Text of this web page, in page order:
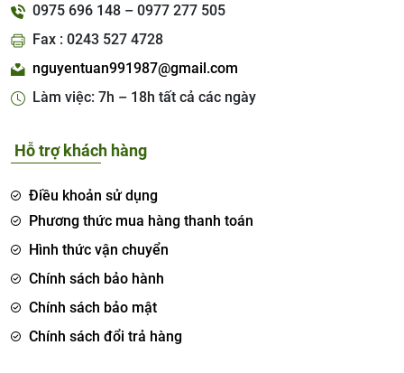
0975 696 148 – 0977 277 505
Fax : 0243 527 4728
nguyentuan991987@gmail.com
Làm việc: 7h – 18h tất cả các ngày
Hỗ trợ khách hàng
Điều khoản sử dụng
Phương thức mua hàng thanh toán
Hình thức vận chuyển
Chính sách bảo hành
Chính sách bảo mật
Chính sách đổi trả hàng